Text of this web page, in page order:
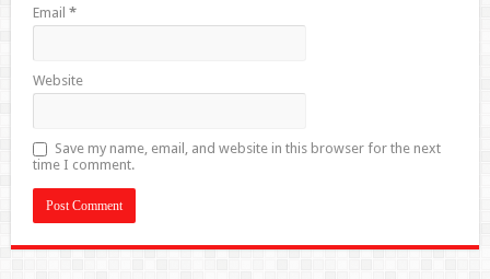
Email *
Website
Save my name, email, and website in this browser for the next
time I comment.